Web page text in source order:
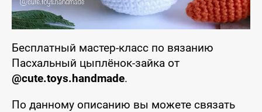
Бесплатный мастер-класс по вязанию
Пасхальный цыплёнок-зайка от
@cute.toys.handmade.
По данному описанию вы можете связать